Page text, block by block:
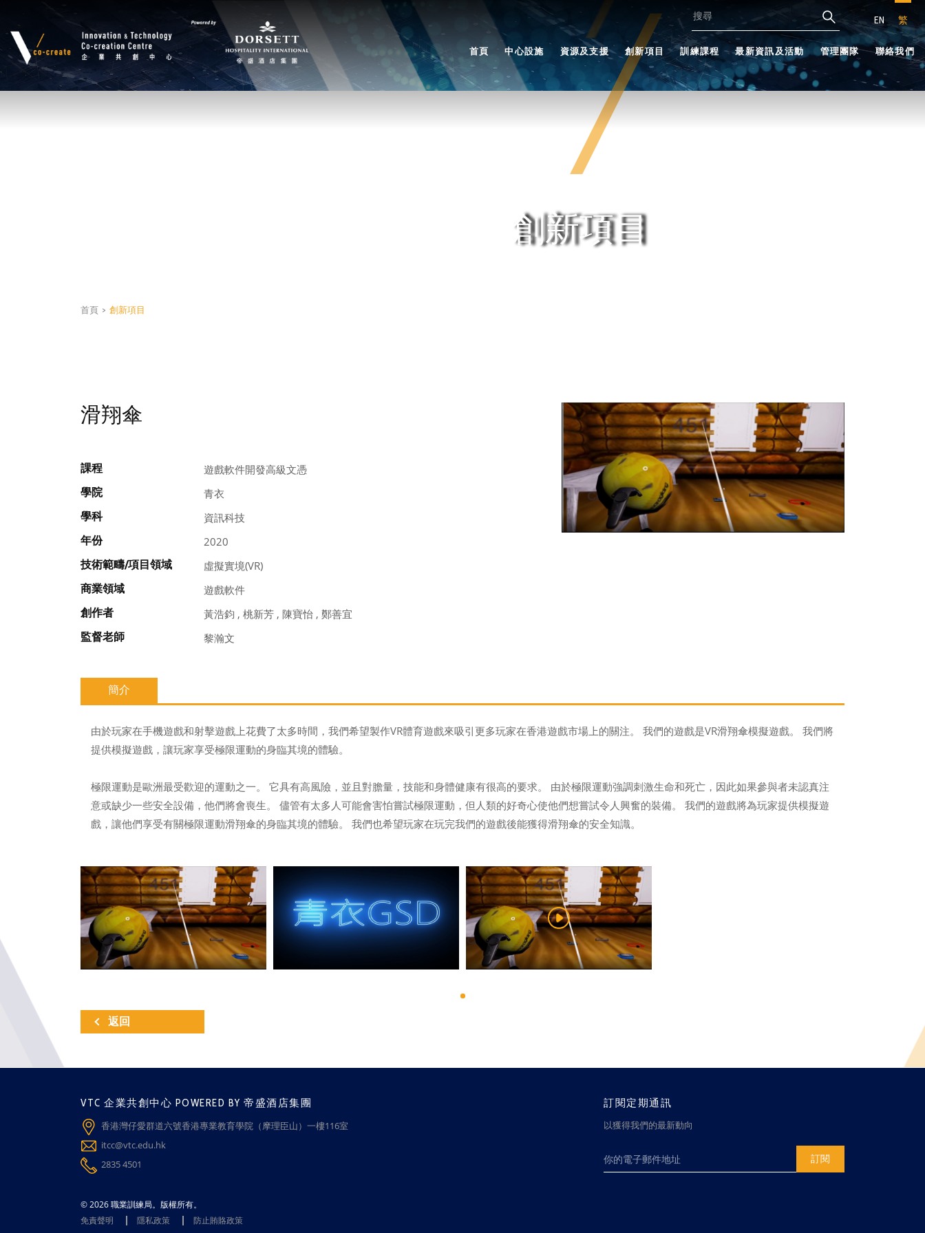
EN 繁
首頁 中心設施 資源及支援 創新項目 訓練課程 最新資訊及活動 管理團隊 聯絡我們
創新項目
首頁 > 創新項目
滑翔傘
課程 遊戲軟件開發高級文憑
學院 青衣
學科 資訊科技
年份 2020
技術範疇/項目領域 虛擬實境(VR)
商業領域 遊戲軟件
創作者 黃浩鈞 , 桃新芳 , 陳寶怡 , 鄭善宜
監督老師 黎瀚文
簡介
由於玩家在手機遊戲和射擊遊戲上花費了太多時間，我們希望製作VR體育遊戲來吸引更多玩家在香港遊戲市場上的關注。 我們的遊戲是VR滑翔傘模擬遊戲。 我們將
提供模擬遊戲，讓玩家享受極限運動的身臨其境的體驗。
極限運動是歐洲最受歡迎的運動之一。 它具有高風險，並且對膽量，技能和身體健康有很高的要求。 由於極限運動強調刺激生命和死亡，因此如果參與者未認真注
意或缺少一些安全設備，他們將會喪生。 儘管有太多人可能會害怕嘗試極限運動，但人類的好奇心使他們想嘗試令人興奮的裝備。 我們的遊戲將為玩家提供模擬遊
戲，讓他們享受有關極限運動滑翔傘的身臨其境的體驗。 我們也希望玩家在玩完我們的遊戲後能獲得滑翔傘的安全知識。
返回
訂閱定期通訊
以獲得我們的最新動向
訂閱
VTC 企業共創中心 POWERED BY 帝盛酒店集團
香港灣仔愛群道六號香港專業教育學院（摩理臣山）一樓116室
itcc@vtc.edu.hk
2835 4501
© 2026 職業訓練局。版權所有。
免責聲明
隱私政策 防止賄賂政策